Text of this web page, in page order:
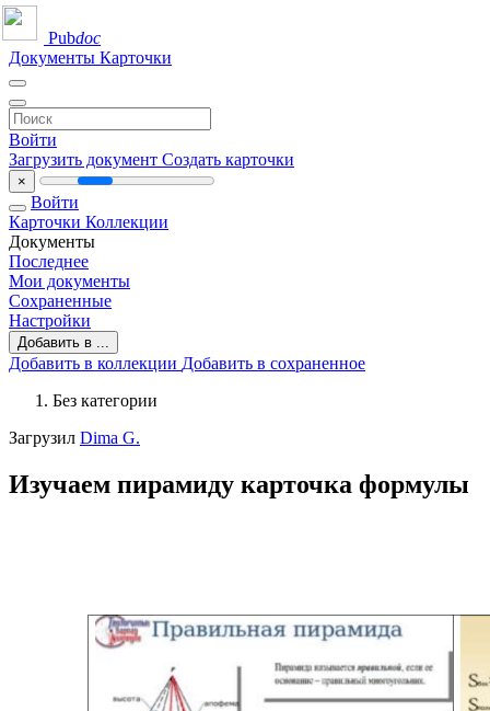
Pubdoc
Документы Карточки
Войти
Загрузить документ Создать карточки
×
Войти
Карточки Коллекции
Документы
Последнее
Мои документы
Сохраненные
Настройки
Добавить в ...
Добавить в коллекции Добавить в сохраненное
Без категории
Загрузил Dima G.
Изучаем пирамиду карточка формулы